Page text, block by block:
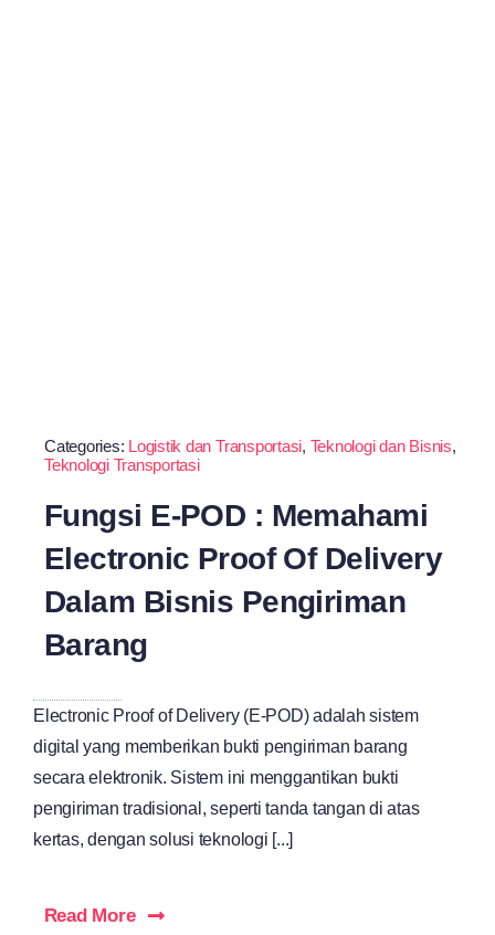
Categories: Logistik dan Transportasi, Teknologi dan Bisnis,
Teknologi Transportasi
Fungsi E-POD : Memahami
Electronic Proof Of Delivery
Dalam Bisnis Pengiriman
Barang
Electronic Proof of Delivery (E-POD) adalah sistem
digital yang memberikan bukti pengiriman barang
secara elektronik. Sistem ini menggantikan bukti
pengiriman tradisional, seperti tanda tangan di atas
kertas, dengan solusi teknologi [...]
Read More